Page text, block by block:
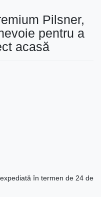
Pilsner,
pentru a
acasă
în termen de 24 de